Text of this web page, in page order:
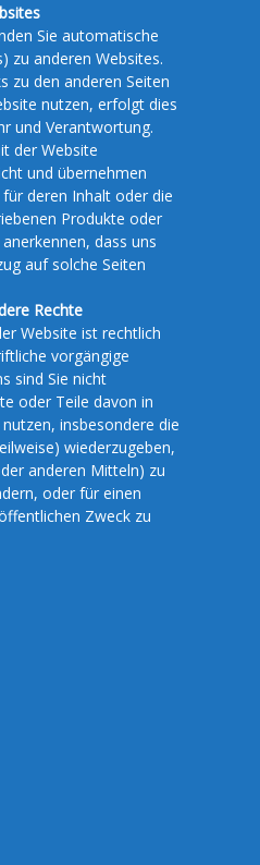
Sie automatische
zu anderen Websites.
zu den anderen Seiten
nutzen, erfolgt dies
und Verantwortung.
der Website
und übernehmen
deren Inhalt oder die
Produkte oder
dass uns
auf solche Seiten
Rechte
Website ist rechtlich
vorgängige
sind Sie nicht
oder Teile davon in
insbesondere die
wiederzugeben,
anderen Mitteln) zu
oder für einen
Zweck zu